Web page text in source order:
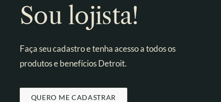
Sou lojista!
Faça seu cadastro e tenha acesso a todos os
produtos e benefícios Detroit.
QUERO ME CADASTRAR